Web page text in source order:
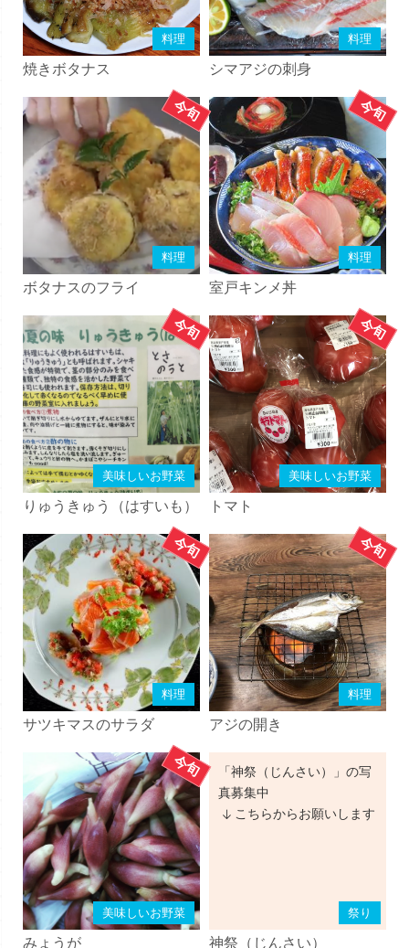
料理
焼きボタナス
料理
シマアジの刺身
料理
ボタナスのフライ
料理
室戸キンメ丼
美味しいお野菜
りゅうきゅう（はすいも）
美味しいお野菜
トマト
料理
サツキマスのサラダ
料理
アジの開き
美味しいお野菜
みょうが
「神祭（じんさい）」の写
真募集中
こちらからお願いします
祭り
神祭（じんさい）